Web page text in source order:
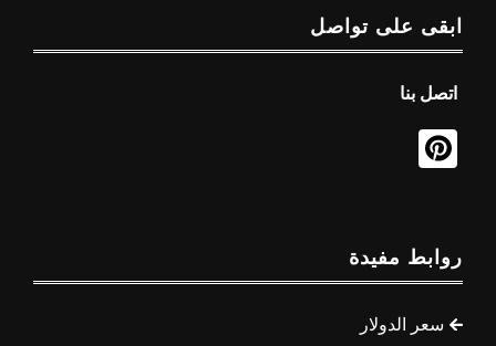
ابقى على تواصل
اتصل بنا
روابط مفيدة
سعر الدولار